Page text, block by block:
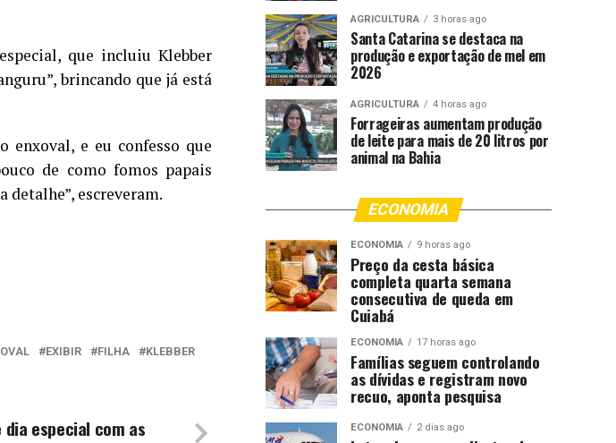
que incluiu Klebber
brincando que já está
enxoval, e eu confesso que
de como fomos papais
detalhe”, escreveram.
EXIBIR FILHA
KLEBBER
dia especial com as
AGRICULTURA 3 horas ago
Santa Catarina se destaca na
produção e exportação de mel em
2026
AGRICULTURA 4 horas ago
Forrageiras aumentam produção
de leite para mais de 20 litros por
animal na Bahia
ECONOMIA
ECONOMIA 9 horas ago
Preço da cesta básica
completa quarta semana
consecutiva de queda em
Cuiabá
ECONOMIA 17 horas ago
Famílias seguem controlando
as dívidas e registram novo
recuo, aponta pesquisa
ECONOMIA 2 dias ago